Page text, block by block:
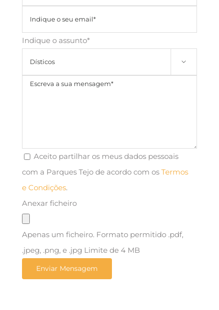
Indique o assunto*

Aceito partilhar os meus dados pessoais
com a Parques Tejo de acordo com os Termos
e Condições.
Anexar ficheiro
Apenas um ficheiro. Formato permitido .pdf,
.jpeg, .png, e .jpg Limite de 4 MB